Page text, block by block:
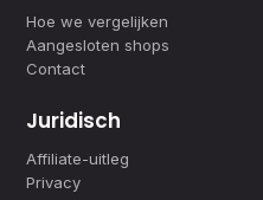
Hoe we vergelijken
Aangesloten shops
Contact
Juridisch
Affiliate-uitleg
Privacy